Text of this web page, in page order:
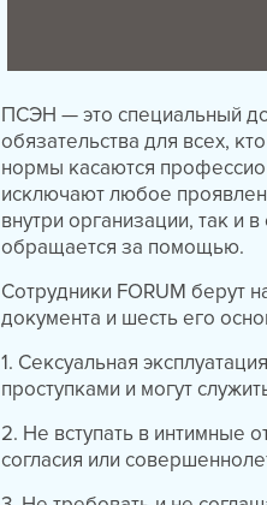
ПСЭН — это специальный
обязательства для всех,
нормы касаются
исключают любое
внутри организации, так и
обращается за помощью.
Сотрудники FORUM берут
документа и шесть его
1. Сексуальная
проступками и могут
2. Не вступать в интимные
согласия или